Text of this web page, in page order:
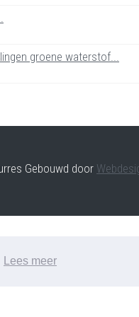
Lees meer
groene waterstof...
Gebouwd door